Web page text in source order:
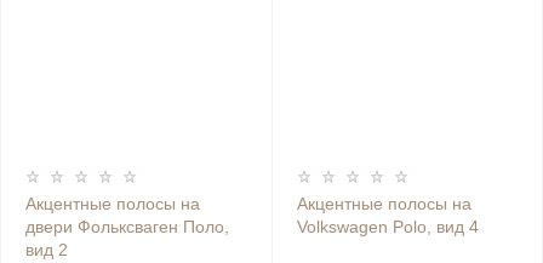
Акцентные полосы на
двери Фольксваген Поло,
вид 2
Акцентные полосы на
Volkswagen Polo, вид 4